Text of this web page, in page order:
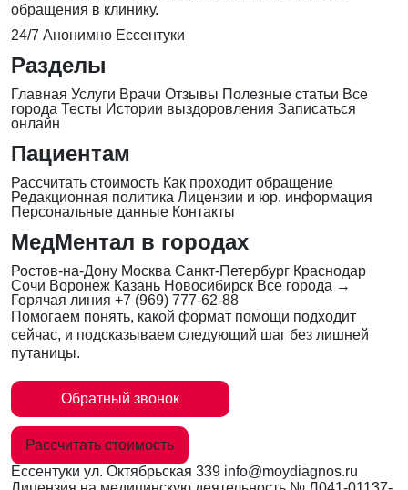
обращения в клинику.
24/7 Анонимно Ессентуки
Разделы
Главная Услуги Врачи Отзывы Полезные статьи Все
города Тесты Истории выздоровления Записаться
онлайн
Пациентам
Рассчитать стоимость Как проходит обращение
Редакционная политика Лицензии и юр. информация
Персональные данные Контакты
МедМентал в городах
Ростов-на-Дону Москва Санкт-Петербург Краснодар
Сочи Воронеж Казань Новосибирск Все города →
Горячая линия +7 (969) 777-62-88
Помогаем понять, какой формат помощи подходит
сейчас, и подсказываем следующий шаг без лишней
путаницы.
Обратный звонок
Рассчитать стоимость
Ессентуки ул. Октябрьская 339 info@moydiagnos.ru